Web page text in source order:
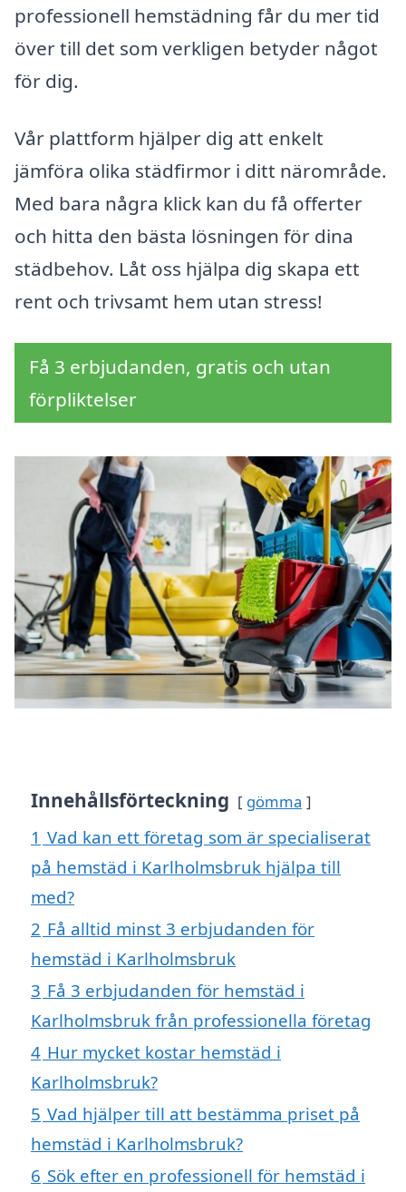
professionell hemstädning får du mer tid
över till det som verkligen betyder något
för dig.
Vår plattform hjälper dig att enkelt
jämföra olika städfirmor i ditt närområde.
Med bara några klick kan du få offerter
och hitta den bästa lösningen för dina
städbehov. Låt oss hjälpa dig skapa ett
rent och trivsamt hem utan stress!
Få 3 erbjudanden, gratis och utan
förpliktelser
Innehållsförteckning gömma
1 Vad kan ett företag som är specialiserat
på hemstäd i Karlholmsbruk hjälpa till
med?
2 Få alltid minst 3 erbjudanden för
hemstäd i Karlholmsbruk
3 Få 3 erbjudanden för hemstäd i
Karlholmsbruk från professionella företag
4 Hur mycket kostar hemstäd i
Karlholmsbruk?
5 Vad hjälper till att bestämma priset på
hemstäd i Karlholmsbruk?
6 Sök efter en professionell för hemstäd i